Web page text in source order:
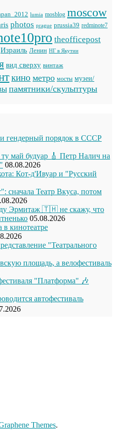
lumia mosblog moscow
photos prague prussia39 redminote7
theofficepost
Израиль Ленин НГ в Якутии
вид сверху винтаж
кино метро мосты музеи/
памятники/скульптуры
гендерный порядок в СССР
ту май будуар 🎸 Петр Налич на
08.08.2026
Кот-д'Ивуар и "Русский
сначала Театр Вкуса, потом
Эрмитаж 🇹🇭 не скажу, что
05.08.2026
кинотеатре
"Театрального
площадь, а велофестиваль
"Платформа" 🎶
автофестиваль
Themes.